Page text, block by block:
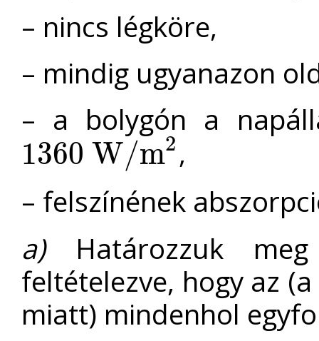
– nincs légköre,
– mindig ugyanazon
– a bolygón a
1360 W/m2
1360 W/m
,
– felszínének
a)Határozzuk meg
feltételezve, hogy az
miatt) mindenhol